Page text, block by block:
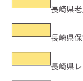
長崎県
長崎県
長崎県